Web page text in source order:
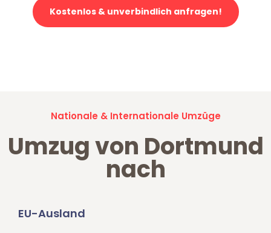
Kostenlos & unverbindlich anfragen!
Nationale & Internationale Umzüge
Umzug von Dortmund
nach
EU-Ausland